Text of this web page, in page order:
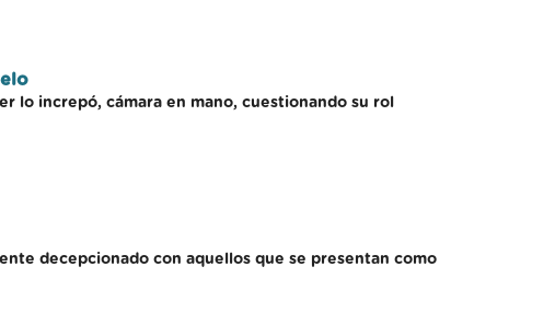
lo increpó, cámara en mano, cuestionando su rol
decepcionado con aquellos que se presentan como